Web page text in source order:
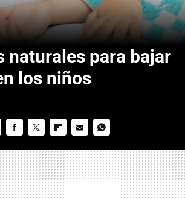
naturales para bajar
los niños
MAIL